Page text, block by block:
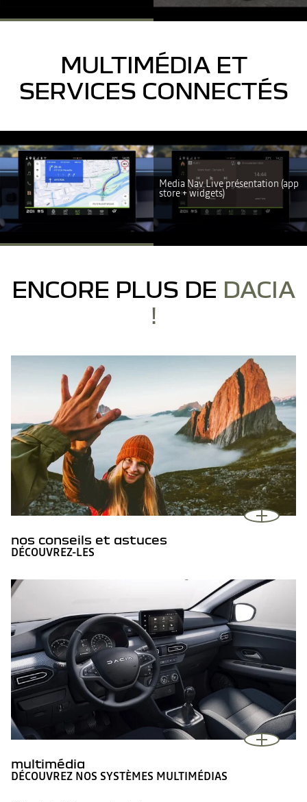
JE REFUSE
MULTIMÉDIA ET
SERVICES CONNECTÉS
YouTube utilise des traceurs lors de la visualisation de vidéos
hébergées sur son site, afin de personnaliser les annonces. Pour
regarder cette vidéo, vous devez autoriser les cookies sociaux sur
notre site. Vous pouvez revenir sur votre choix à tout moment. Plus
d'informations sur la Politique de cookie YouTube :
https://www.google.fr/intl/fr/policies/privacy
JE REFUSE
Media Nav Live présentation (app
store + widgets)
ENCORE PLUS DE DACIA
!
nos conseils et astuces
DÉCOUVREZ-LES
multimédia
DÉCOUVREZ NOS SYSTÈMES MULTIMÉDIAS